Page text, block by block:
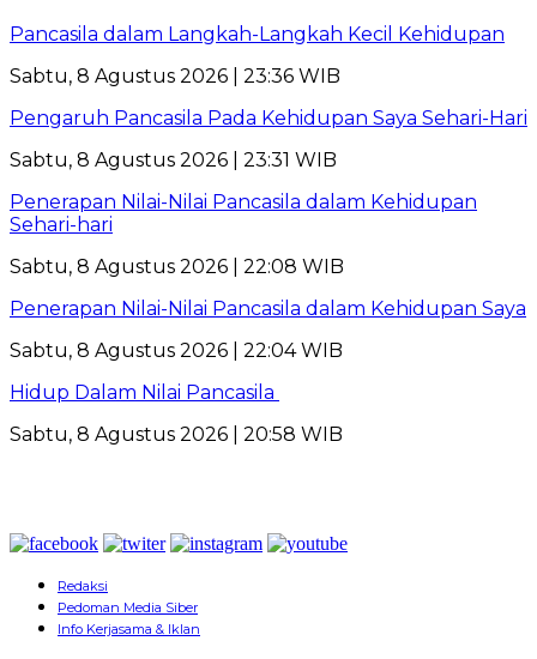
Pancasila dalam Langkah-Langkah Kecil Kehidupan
Sabtu, 8 Agustus 2026 | 23:36 WIB
Pengaruh Pancasila Pada Kehidupan Saya Sehari-Hari
Sabtu, 8 Agustus 2026 | 23:31 WIB
Penerapan Nilai-Nilai Pancasila dalam Kehidupan
Sehari-hari
Sabtu, 8 Agustus 2026 | 22:08 WIB
Penerapan Nilai-Nilai Pancasila dalam Kehidupan Saya
Sabtu, 8 Agustus 2026 | 22:04 WIB
Hidup Dalam Nilai Pancasila
Sabtu, 8 Agustus 2026 | 20:58 WIB
Redaksi
Pedoman Media Siber
Info Kerjasama & Iklan